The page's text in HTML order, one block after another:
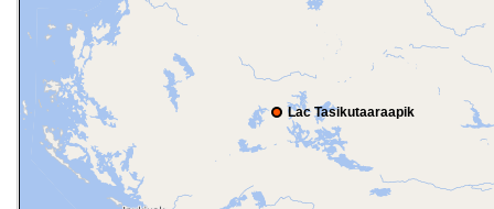
Lac Tasikutaaraapik